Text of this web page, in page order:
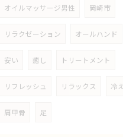
オイルマッサージ男性 岡崎市
リラクゼーション オールハンド
安い 癒し トリートメント
リフレッシュ リラックス 冷え
肩甲骨 足